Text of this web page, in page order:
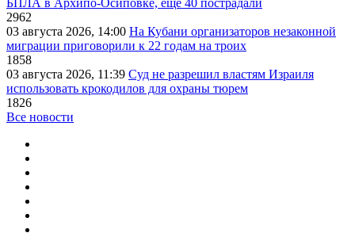
БПЛА в Архипо-Осиповке, еще 40 пострадали
2962
03 августа 2026, 14:00 На Кубани организаторов незаконной
миграции приговорили к 22 годам на троих
1858
03 августа 2026, 11:39 Суд не разрешил властям Израиля
использовать крокодилов для охраны тюрем
1826
Все новости